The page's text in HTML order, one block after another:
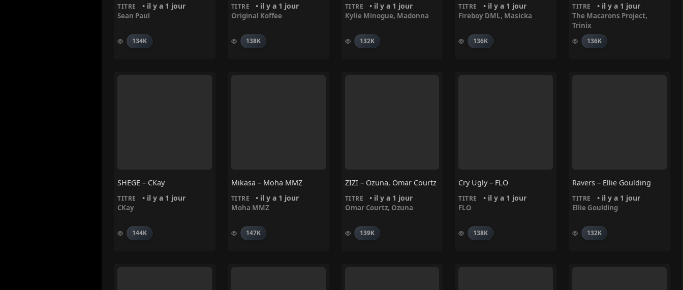
TITRE • il y a 1 jour
Sean Paul
134K
TITRE • il y a 1 jour
Original Koffee
138K
TITRE • il y a 1 jour
Kylie Minogue, Madonna
132K
TITRE • il y a 1 jour
Fireboy DML, Masicka
136K
TITRE • il y a 1 jour
The Macarons Project,
Trinix
136K
SHEGE – CKay
TITRE • il y a 1 jour
CKay
144K
Mikasa – Moha MMZ
TITRE • il y a 1 jour
Moha MMZ
147K
ZIZI – Ozuna, Omar Courtz
TITRE • il y a 1 jour
Omar Courtz, Ozuna
139K
Cry Ugly – FLO
TITRE • il y a 1 jour
FLO
138K
Ravers – Ellie Goulding
TITRE • il y a 1 jour
Ellie Goulding
132K